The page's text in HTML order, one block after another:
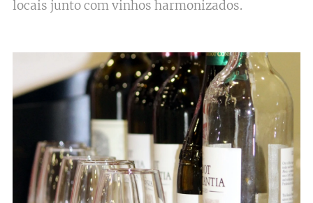
locais junto com vinhos harmonizados.